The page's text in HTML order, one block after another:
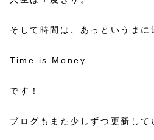
そして時間は、あっというまに
Time is Money
です！
ブログもまた少しずつ更新して